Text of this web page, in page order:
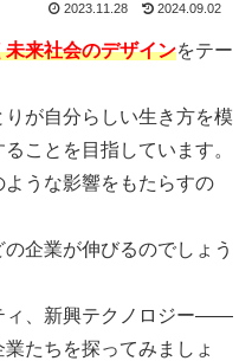
2023.11.28 2024.09.02
未来社会のデザインをテー
が自分らしい生き方を模
ことを目指しています。
うな影響をもたらすの
企業が伸びるのでしょう
ィ、新興テクノロジー――
たちを探ってみましょ